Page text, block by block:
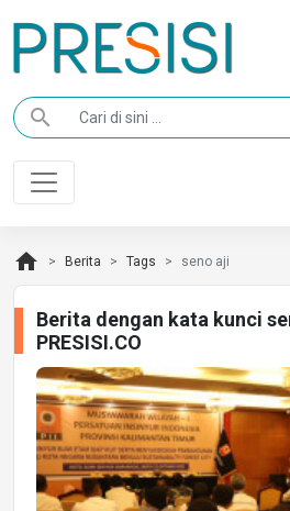
search
home Berita Tags seno aji
Berita dengan kata kunci
PRESISI.CO